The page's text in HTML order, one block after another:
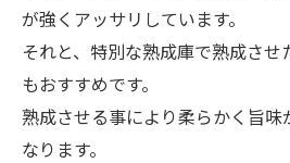
が強くアッサリしています。
それと、特別な熟成庫で熟成させ
もおすすめです。
熟成させる事により柔らかく旨
なります。